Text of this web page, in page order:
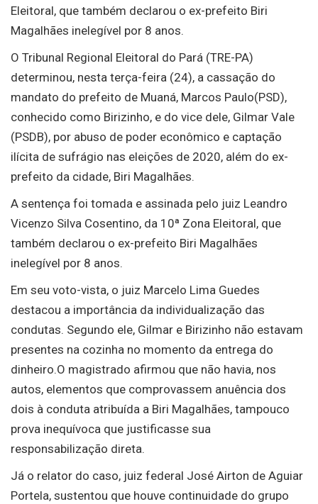
Eleitoral, que também declarou o ex-prefeito Biri
Magalhães inelegível por 8 anos.
O Tribunal Regional Eleitoral do Pará (TRE-PA)
determinou, nesta terça-feira (24), a cassação do
mandato do prefeito de Muaná, Marcos Paulo(PSD),
conhecido como Birizinho, e do vice dele, Gilmar Vale
(PSDB), por abuso de poder econômico e captação
ilícita de sufrágio nas eleições de 2020, além do ex-
prefeito da cidade, Biri Magalhães.
A sentença foi tomada e assinada pelo juiz Leandro
Vicenzo Silva Cosentino, da 10ª Zona Eleitoral, que
também declarou o ex-prefeito Biri Magalhães
inelegível por 8 anos.
Em seu voto-vista, o juiz Marcelo Lima Guedes
destacou a importância da individualização das
condutas. Segundo ele, Gilmar e Birizinho não estavam
presentes na cozinha no momento da entrega do
dinheiro.O magistrado afirmou que não havia, nos
autos, elementos que comprovassem anuência dos
dois à conduta atribuída a Biri Magalhães, tampouco
prova inequívoca que justificasse sua
responsabilização direta.
Já o relator do caso, juiz federal José Airton de Aguiar
Portela, sustentou que houve continuidade do grupo